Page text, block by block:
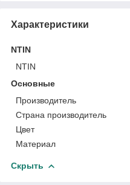
Характеристики
NTIN
NTIN
Основные
Производитель
Страна производитель
Цвет
Материал
Скрыть